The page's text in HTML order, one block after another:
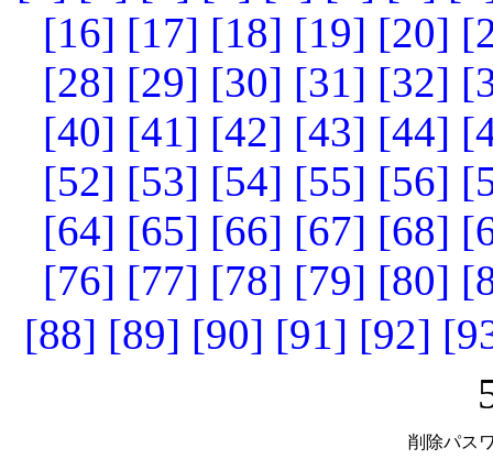
[16] [17] [18] [19] [20]
[28] [29] [30] [31] [32]
[40] [41] [42] [43] [44]
[52] [53] [54] [55] [56]
[64] [65] [66] [67] [68]
[76] [77] [78] [79] [80]
[88] [89] [90] [91] [92]
削除パス